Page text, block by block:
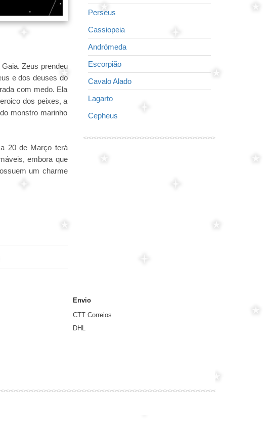
Zeus prendeu
e dos deuses do
com medo. Ela
dos peixes, a
monstro marinho
20 de Março terá
embora que
um charme
Perseus
Cassiopeia
Andrómeda
Escorpião
Cavalo Alado
Lagarto
Cepheus
Envio
CTT Correios
DHL